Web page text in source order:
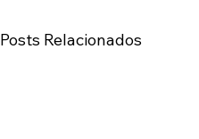
Posts Relacionados